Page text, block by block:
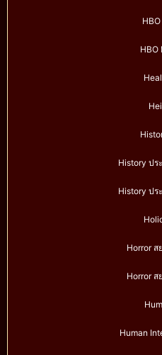
HBO
History ปร
History ปร
Horror
Horror
Human